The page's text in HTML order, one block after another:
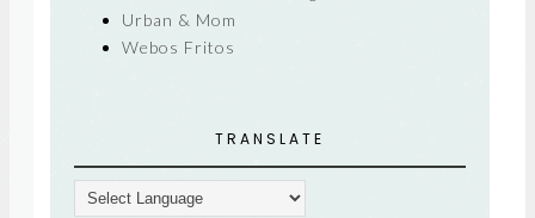
Urban & Mom
Webos Fritos
TRANSLATE